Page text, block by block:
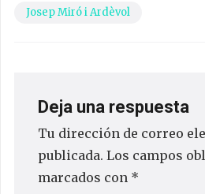
Josep Miró i Ardèvol
Deja una respuesta
Tu dirección de correo
publicada. Los campos
marcados con *